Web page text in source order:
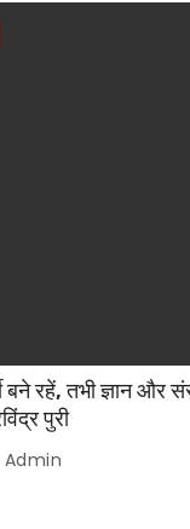
बने रहें, तभी ज्ञान और
पुरी
Admin